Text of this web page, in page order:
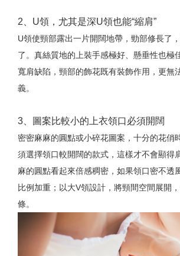
2、U領，尤其是深U領也能“縮肩”
U領使頸部露出一片開闊地帶，勁部修長了
了。真絲質地的上裝手感極好、懸垂性也極
寬肩缺陷，頸部的飾花既有裝飾作用，更無
義。
3、圖案比較小的上衣領口必須開闊
密密麻麻的圓點或小碎花圖案，十分的花俏
須選擇領口較開闊的款式，這樣才不會顯得
麻的圓點看起來倍感稠密，如果領口密不透
比例加重；以大V領設計，將頸間空間展開
條。